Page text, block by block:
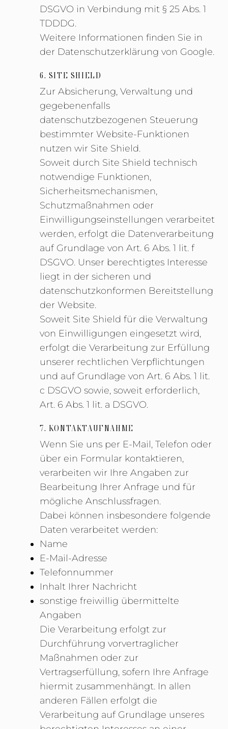
DSGVO in Verbindung mit § 25 Abs. 1
TDDDG.
Weitere Informationen finden Sie in
der Datenschutzerklärung von Google.
6. SITE SHIELD
Zur Absicherung, Verwaltung und
gegebenenfalls
datenschutzbezogenen Steuerung
bestimmter Website-Funktionen
nutzen wir Site Shield.
Soweit durch Site Shield technisch
notwendige Funktionen,
Sicherheitsmechanismen,
Schutzmaßnahmen oder
Einwilligungseinstellungen verarbeitet
werden, erfolgt die Datenverarbeitung
auf Grundlage von Art. 6 Abs. 1 lit. f
DSGVO. Unser berechtigtes Interesse
liegt in der sicheren und
datenschutzkonformen Bereitstellung
der Website.
Soweit Site Shield für die Verwaltung
von Einwilligungen eingesetzt wird,
erfolgt die Verarbeitung zur Erfüllung
unserer rechtlichen Verpflichtungen
und auf Grundlage von Art. 6 Abs. 1 lit.
c DSGVO sowie, soweit erforderlich,
Art. 6 Abs. 1 lit. a DSGVO.
7. KONTAKTAUFNAHME
Wenn Sie uns per E-Mail, Telefon oder
über ein Formular kontaktieren,
verarbeiten wir Ihre Angaben zur
Bearbeitung Ihrer Anfrage und für
mögliche Anschlussfragen.
Dabei können insbesondere folgende
Daten verarbeitet werden:
Name
E-Mail-Adresse
Telefonnummer
Inhalt Ihrer Nachricht
sonstige freiwillig übermittelte
Angaben
Die Verarbeitung erfolgt zur
Durchführung vorvertraglicher
Maßnahmen oder zur
Vertragserfüllung, sofern Ihre Anfrage
hiermit zusammenhängt. In allen
anderen Fällen erfolgt die
Verarbeitung auf Grundlage unseres